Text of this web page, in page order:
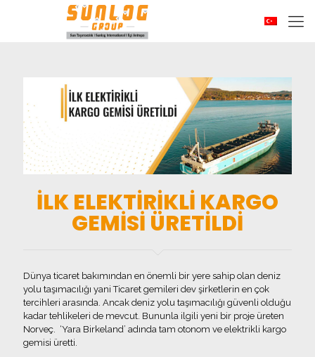
İLK ELEKTİRİKLİ KARGO
GEMİSİ ÜRETİLDİ
Dünya ticaret bakımından en önemli bir yere sahip olan deniz
yolu taşımacılığı yani Ticaret gemileri dev şirketlerin en çok
tercihleri arasında. Ancak deniz yolu taşımacılığı güvenli olduğu
kadar tehlikeleri de mevcut. Bununla ilgili yeni bir proje üreten
Norveç. ‘Yara Birkeland’ adında tam otonom ve elektrikli kargo
gemisi üretti.